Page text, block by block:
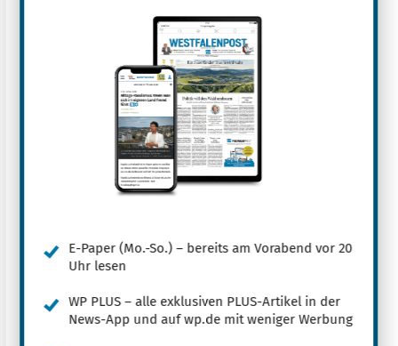
E-Paper (Mo.-So.) – bereits am Vorabend vor 20
Uhr lesen
WP PLUS – alle exklusiven PLUS-Artikel in der
News-App und auf wp.de mit weniger Werbung